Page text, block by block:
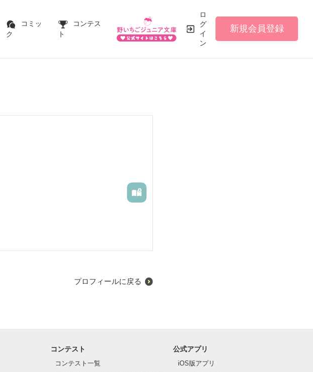
コミッ
ク
コンテス
ト
ロ
グ
イ
ン
新規会員登録
プロフィールに戻る
コンテスト
コンテスト一覧
公式アプリ
iOS版アプリ